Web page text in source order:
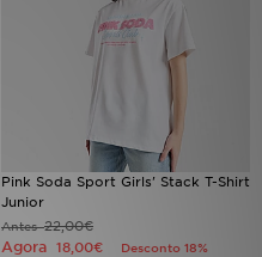
Pink Soda Sport Girls' Stack T-Shirt
Junior
Antes22,00€
Agora 18,00€ Desconto 18%